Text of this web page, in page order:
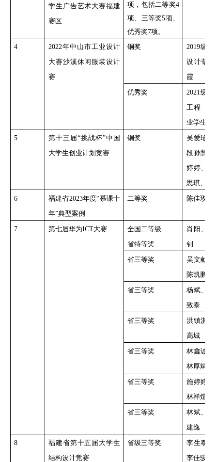
学生广告艺术大赛福建
赛区
项，包括二等奖4
项、三等奖5项、
优秀奖7项。
4 2022年中山市工业设计
大赛沙溪休闲服装设计
赛
铜奖 2019级
设计专业
霞
优秀奖 2021级
工程（专
业学生陈
5 第十三届“挑战杯”中国
大学生创业计划竞赛
铜奖 吴爱珍、
段孙慧、
婷婷、何
思琪、夏
6 福建省2023年度“慕课十
年”典型案例
二等奖 陈佳玫（
7 第七届华为ICT大赛 全国二等级
省特等奖
肖阳、赏
钊
省三等奖 吴文献、
陈凯鹏
省三等奖 杨斌、陈
致泰
省三等奖 洪镇淇、
高城
省三等奖 林鑫诚、
林厚斌
省三等奖 施婷婷、
林祥煊
省三等奖 林斌、刘
建逸
8 福建省第十五届大学生
结构设计竞赛
省级三等奖 李生泰、
李佳骏